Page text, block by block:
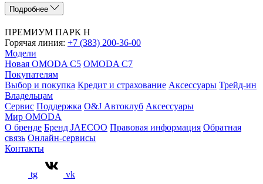
Подробнее
ПРЕМИУМ ПАРК Н
Горячая линия: +7 (383) 200-36-00
Модели
Новая OMODA C5 OMODA C7
Покупателям
Выбор и покупка Кредит и страхование Аксессуары Трейд-ин
Владельцам
Сервис Поддержка O&J Автоклуб Аксессуары
Мир OMODA
О бренде Бренд JAECOO Правовая информация Обратная
связь Онлайн-сервисы
Контакты
tg vk